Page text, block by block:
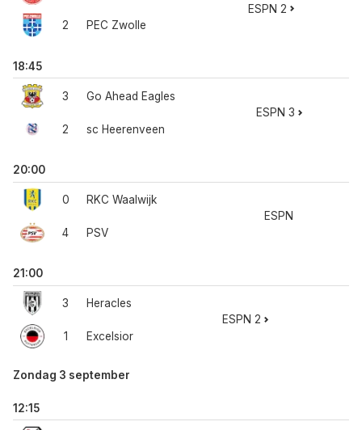
2 PEC Zwolle
ESPN 2
18:45
3
2
Go Ahead Eagles
sc Heerenveen
ESPN 3
20:00
0
4
RKC Waalwijk
PSV
ESPN
21:00
3
1
Heracles
Excelsior
ESPN 2
Zondag 3 september
12:15